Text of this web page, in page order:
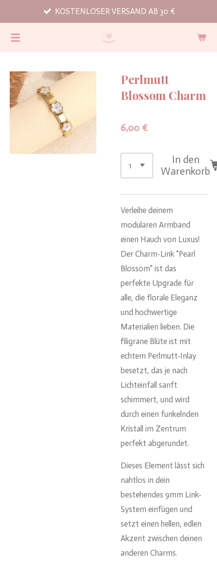
Hauptinhalt
springen
KOSTENLOSER VERSAND AB 30 €
Perlmutt
Blossom Charm
6,00 €
In den
Warenkorb
Verleihe deinem
modularen Armband
einen Hauch von Luxus!
Der Charm-Link "Pearl
Blossom" ist das
perfekte Upgrade für
alle, die florale Eleganz
und hochwertige
Materialien lieben. Die
filigrane Blüte ist mit
echtem Perlmutt-Inlay
besetzt, das je nach
Lichteinfall sanft
schimmert, und wird
durch einen funkelnden
Kristall im Zentrum
perfekt abgerundet.
Dieses Element lässt sich
nahtlos in dein
bestehendes 9mm Link-
System einfügen und
setzt einen hellen, edlen
Akzent zwischen deinen
anderen Charms.